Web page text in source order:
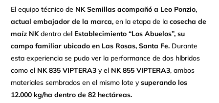
El equipo técnico de NK Semillas acompañó a Leo Ponzio,
actual embajador de la marca,en la etapa de lacosecha de
maíz NKdentro del Establecimiento “Los Abuelos”, su
campo familiar ubicado en Las Rosas, Santa Fe. Durante
esta experiencia se pudo ver la performance de dos híbridos
como el NK 835 VIPTERA3 y el NK 855 VIPTERA3, ambos
materiales sembrados en el mismo lote ysuperando los
12.000 kg/ha dentro de 82 hectáreas.